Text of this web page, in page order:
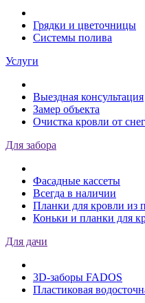
Грядки и цветочницы
Системы полива
Услуги
Выездная консультация
Замер объекта
Очистка кровли от
Для забора
Фасадные кассеты
Всегда в наличии
Планки для кровли из
Коньки и планки для
Для дачи
3D-заборы FADOS
Пластиковая